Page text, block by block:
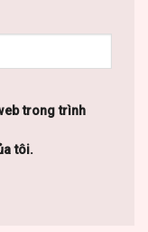
trong trình
tôi.